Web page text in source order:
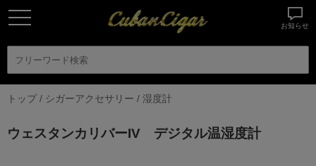
お知らせ
トップ/ シガーアクセサリー / 湿度計
ウェスタンカリバーIV デジタル温湿度計